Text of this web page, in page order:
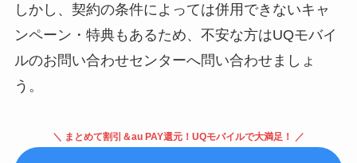
しかし、契約の条件によっては併用できないキャ
ンペーン・特典もあるため、不安な方はUQモバイ
ルのお問い合わせセンターへ問い合わせましょ
う。
＼ まとめて割引＆au PAY還元！UQモバイルで大満足！ ／